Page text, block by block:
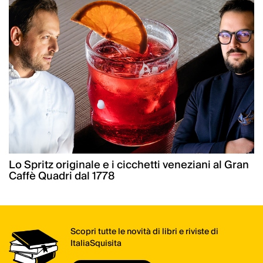
Lo Spritz originale e i cicchetti veneziani al Gran
Caffè Quadri dal 1778
Scopri tutte le novità di libri e riviste di
ItaliaSquisita